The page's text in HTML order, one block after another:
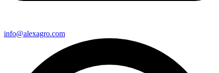
info@alexagro.com